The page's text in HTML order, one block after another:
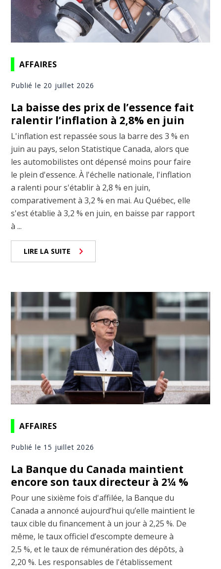
AFFAIRES
Publié le 20 juillet 2026
La baisse des prix de l’essence fait
ralentir l’inflation à 2,8% en juin
L'inflation est repassée sous la barre des 3 % en
juin au pays, selon Statistique Canada, alors que
les automobilistes ont dépensé moins pour faire
le plein d'essence. À l'échelle nationale, l'inflation
a ralenti pour s'établir à 2,8 % en juin,
comparativement à 3,2 % en mai. Au Québec, elle
s'est établie à 3,2 % en juin, en baisse par rapport
à ...
LIRE LA SUITE
AFFAIRES
Publié le 15 juillet 2026
La Banque du Canada maintient
encore son taux directeur à 2¼ %
Pour une sixième fois d'affilée, la Banque du
Canada a annoncé aujourd’hui qu’elle maintient le
taux cible du financement à un jour à 2,25 %. De
même, le taux officiel d’escompte demeure à
2,5 %, et le taux de rémunération des dépôts, à
2,20 %. Les responsables de l'établissement